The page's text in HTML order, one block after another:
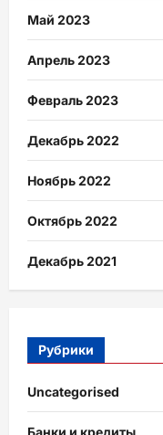
Май 2023
Апрель 2023
Февраль 2023
Декабрь 2022
Ноябрь 2022
Октябрь 2022
Декабрь 2021
Рубрики
Uncategorised
Банки и кредиты